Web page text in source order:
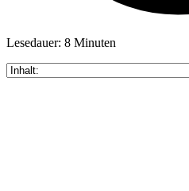
Lesedauer: 8 Minuten